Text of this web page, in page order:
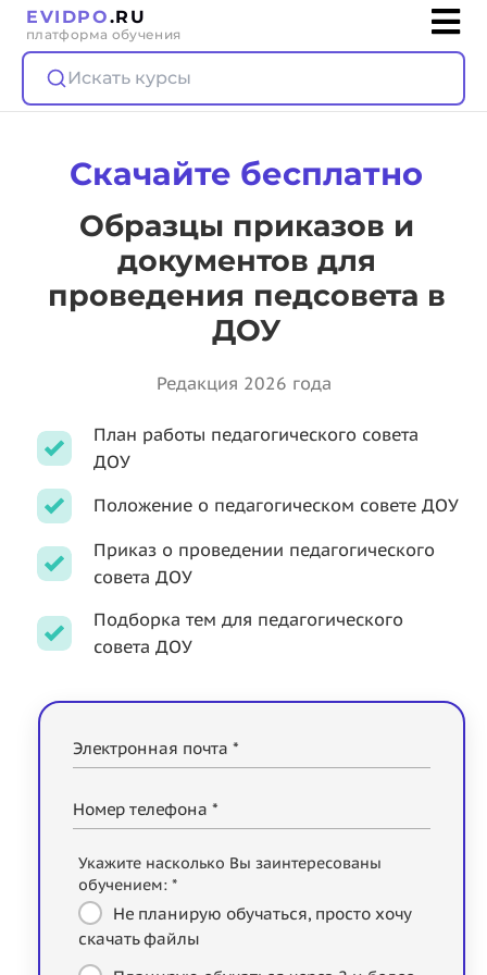
EVIDPO.RU
платформа обучения
Искать курсы
Скачайте бесплатно
Образцы приказов и
документов для
проведения педсовета в
ДОУ
Редакция 2026 года
План работы педагогического совета
ДОУ
Положение о педагогическом совете ДОУ
Приказ о проведении педагогического
совета ДОУ
Подборка тем для педагогического
совета ДОУ
Электронная почта *
Номер телефона *
Укажите насколько Вы заинтересованы
обучением: *
Не планирую обучаться, просто хочу
скачать файлы